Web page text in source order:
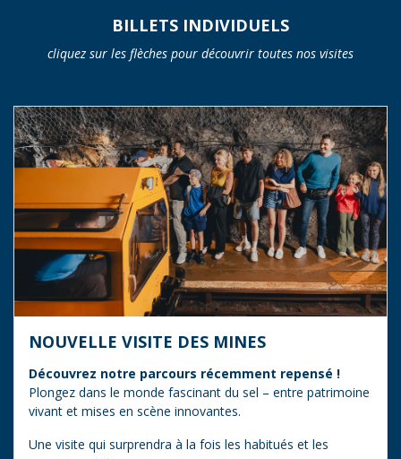
BILLETS INDIVIDUELS
cliquez sur les flèches pour découvrir toutes nos visites
NOUVELLE VISITE DES MINES
Découvrez notre parcours récemment repensé !
Plongez dans le monde fascinant du sel – entre patrimoine
vivant et mises en scène innovantes.
Une visite qui surprendra à la fois les habitués et les